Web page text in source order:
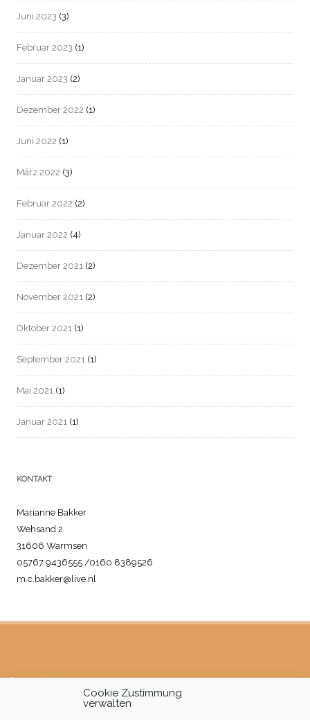
Cookie Zustimmung
verwalten
Juni 2023 (3)
Februar 2023 (1)
Januar 2023 (2)
Dezember 2022 (1)
Juni 2022 (1)
März 2022 (3)
Februar 2022 (2)
Januar 2022 (4)
Dezember 2021 (2)
November 2021 (2)
Oktober 2021 (1)
September 2021 (1)
Mai 2021 (1)
Januar 2021 (1)
KONTAKT
Marianne Bakker
Wehsand 2
31606 Warmsen
05767 9436555 /0160 8389526
m.c.bakker@live.nl
Datenschutz